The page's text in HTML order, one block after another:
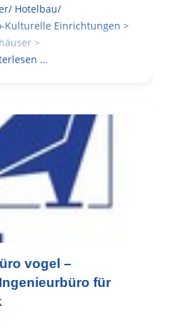
Hotelbau/
Kulturelle Einrichtungen >
>
…
vogel –
für